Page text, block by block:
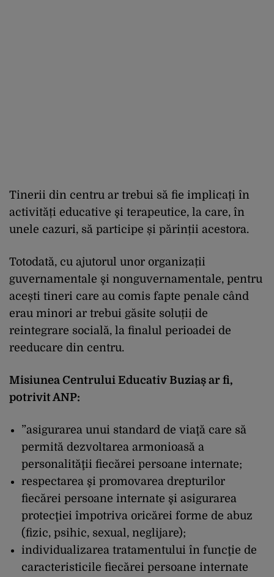
Tinerii din centru ar trebui să fie implicați în
activități educative şi terapeutice, la care, în
unele cazuri, să participe și părinții acestora.
Totodată, cu ajutorul unor organizații
guvernamentale şi nonguvernamentale, pentru
acești tineri care au comis fapte penale când
erau minori ar trebui găsite soluții de
reintegrare socială, la finalul perioadei de
reeducare din centru.
Misiunea Centrului Educativ Buziaș ar fi,
potrivit ANP:
”asigurarea unui standard de viaţă care să
permită dezvoltarea armonioasă a
personalităţii fiecărei persoane internate;
respectarea şi promovarea drepturilor
fiecărei persoane internate şi asigurarea
protecţiei împotriva oricărei forme de abuz
(fizic, psihic, sexual, neglijare);
individualizarea tratamentului în funcţie de
caracteristicile fiecărei persoane internate